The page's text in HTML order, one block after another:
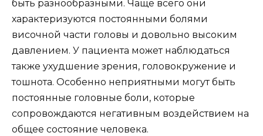
быть разнообразными. Чаще всего они
характеризуются постоянными болями
височной части головы и довольно высоким
давлением. У пациента может наблюдаться
также ухудшение зрения, головокружение и
тошнота. Особенно неприятными могут быть
постоянные головные боли, которые
сопровождаются негативным воздействием на
общее состояние человека.